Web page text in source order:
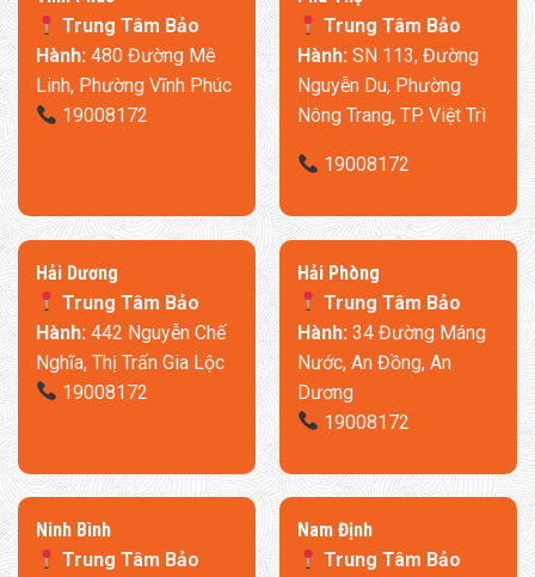
Trung Tâm Bảo
Hành:480 Đường Mê
Linh, Phường Vĩnh Phúc
19008172
Trung Tâm Bảo
Hành:SN 113, Đường
Nguyễn Du, Phường
Nông Trang, TP. Việt Trì
19008172
​Hải Dương
Trung Tâm Bảo
Hành: 442 Nguyễn Chế
Nghĩa, Thị Trấn Gia Lộc
19008172
​Hải Phòng
Trung Tâm Bảo
Hành: 34 Đường Máng
Nước, An Đồng, An
Dương
19008172
Ninh Bình
Trung Tâm Bảo
​Nam Định
Trung Tâm Bảo